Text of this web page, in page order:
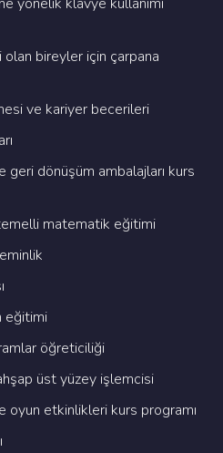
bi̇reyler i̇çi̇n çarpana
ve kari̇yer beceri̇leri̇
geri̇ dönüşüm ambalajlari kurs
matemati̇k eği̇ti̇mi̇
eği̇ti̇mi̇
öğreti̇ci̇li̇ği̇
üst yüzey i̇şlemci̇si̇
oyun etki̇nli̇kleri̇ kurs programi